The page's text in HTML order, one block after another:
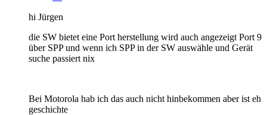
hi Jürgen
die SW bietet eine Port herstellung wird auch angezeigt Port 9
über SPP und wenn ich SPP in der SW auswähle und Gerät
suche passiert nix
Bei Motorola hab ich das auch nicht hinbekommen aber ist eh
geschichte